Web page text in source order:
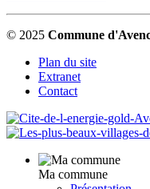
© 2025 Commune
Plan du site
Extranet
Contact
Ma commune